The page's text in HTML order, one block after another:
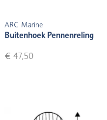
ARC Marine
Buitenhoek Pennenreling
€ 47,50